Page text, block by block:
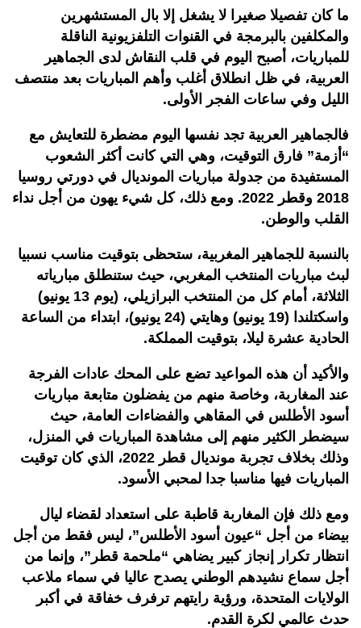
ما كان تفصيلا صغيرا لا يشغل إلا بال المستشهرين
والمكلفين بالبرمجة في القنوات التلفزيونية الناقلة
للمباريات، أصبح اليوم في قلب النقاش لدى الجماهير
العربية، في ظل انطلاق أغلب وأهم المباريات بعد منتصف
الليل وفي ساعات الفجر الأولى.
فالجماهير العربية تجد نفسها اليوم مضطرة للتعايش مع
“أزمة” فارق التوقيت، وهي التي كانت أكثر الشعوب
المستفيدة من جدولة مباريات المونديال في دورتي روسيا
2018 وقطر 2022. ومع ذلك، كل شيء يهون من أجل نداء
القلب والوطن.
بالنسبة للجماهير المغربية، ستحظى بتوقيت مناسب نسبيا
لبث مباريات المنتخب المغربي، حيث ستنطلق مبارياته
الثلاثة، أمام كل من المنتخب البرازيلي، (يوم 13 يونيو)
واسكتلندا (19 يونيو) وهايتي (24 يونيو)، ابتداء من الساعة
الحادية عشرة ليلا، بتوقيت المملكة.
والأكيد أن هذه المواعيد تضع على المحك عادات الفرجة
عند المغاربة، وخاصة منهم من يفضلون متابعة مباريات
أسود الأطلس في المقاهي والفضاءات العامة، حيث
سيضطر الكثير منهم إلى مشاهدة المباريات في المنزل،
وذلك بخلاف تجربة مونديال قطر 2022، الذي كان توقيت
المباريات فيها مناسبا جدا لمحبي الأسود.
ومع ذلك فإن المغاربة قاطبة على استعداد لقضاء ليال
بيضاء من أجل “عيون أسود الأطلس”، ليس فقط من أجل
انتظار تكرار إنجاز كبير يضاهي “ملحمة قطر”، وإنما من
أجل سماع نشيدهم الوطني يصدح عاليا في سماء ملاعب
الولايات المتحدة، ورؤية رايتهم ترفرف خفاقة في أكبر
حدث عالمي لكرة القدم.